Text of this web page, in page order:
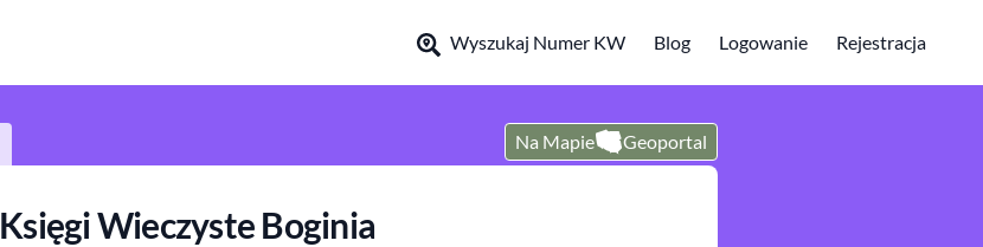
Wyszukaj Numer KW Blog Logowanie Rejestracja
Na Mapie Geoportal
Księgi WieczysteBoginia